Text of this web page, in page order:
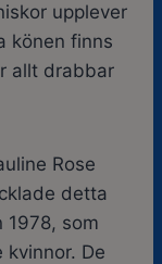
upplever
könen finns
allt drabbar
Rose
detta
1978, som
De